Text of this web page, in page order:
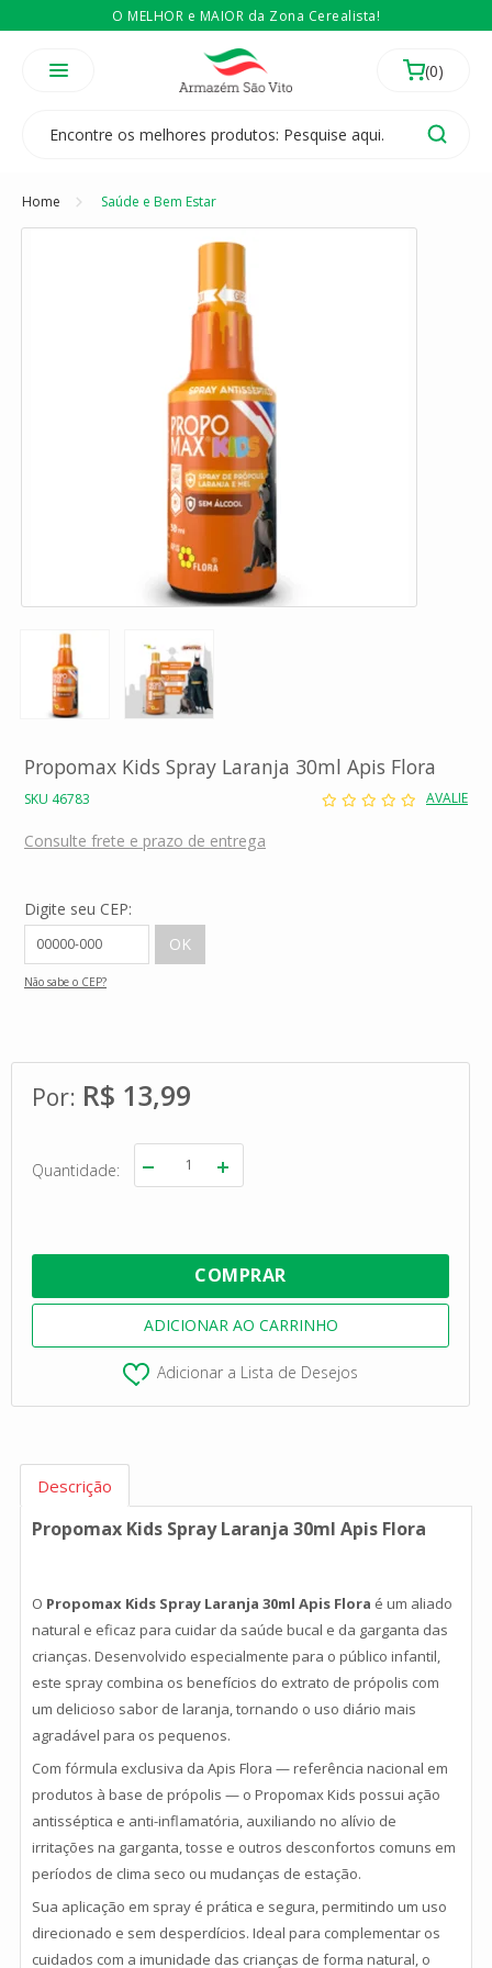
O MELHOR e MAIOR da Zona Cerealista!
Temos 3 lojas físicas na Zona Cerealista de São Paulo!
É revendedor? EntãoCompre no atacado
Home Saúde e Bem Estar
Propomax Kids Spray Laranja 30ml Apis Flora
SKU 46783 AVALIE
Consulte frete e prazo de entrega
Digite seu CEP:
Não sabe o CEP?
R$ 13,99
Quantidade
Adicionar a Lista de Desejos
Descrição
Propomax Kids Spray Laranja 30ml Apis Flora
O Propomax Kids Spray Laranja 30ml Apis Flora é um aliado
natural e eficaz para cuidar da saúde bucal e da garganta das
crianças. Desenvolvido especialmente para o público infantil,
este spray combina os benefícios do extrato de própolis com
um delicioso sabor de laranja, tornando o uso diário mais
agradável para os pequenos.
Com fórmula exclusiva da Apis Flora — referência nacional em
produtos à base de própolis — o Propomax Kids possui ação
antisséptica e anti-inflamatória, auxiliando no alívio de
irritações na garganta, tosse e outros desconfortos comuns em
períodos de clima seco ou mudanças de estação.
Sua aplicação em spray é prática e segura, permitindo um uso
direcionado e sem desperdícios. Ideal para complementar os
cuidados com a imunidade das crianças de forma natural, o